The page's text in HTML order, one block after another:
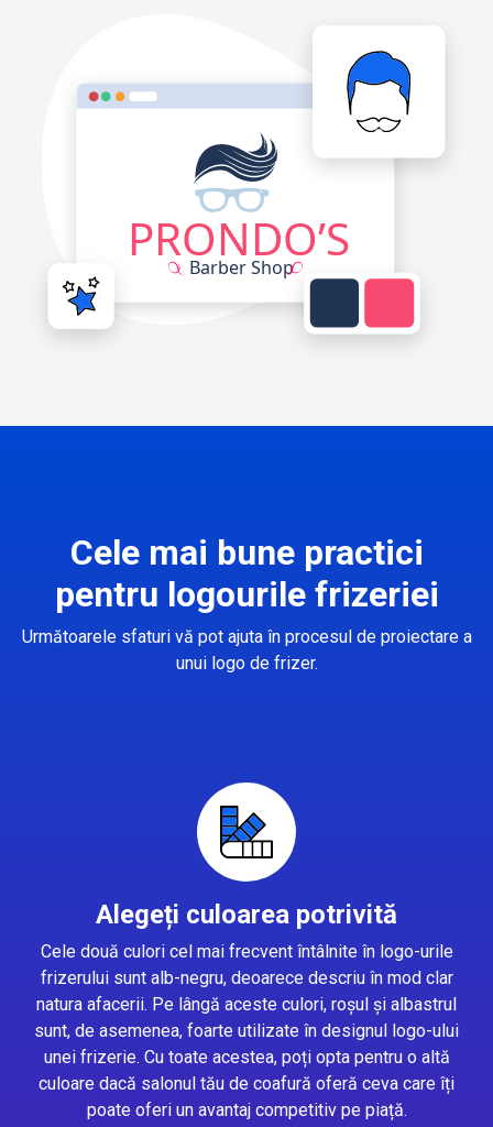
Cele mai bune practici
pentru logourile frizeriei
Următoarele sfaturi vă pot ajuta în procesul de proiectare a
unui logo de frizer.
Alegeți culoarea potrivită
Cele două culori cel mai frecvent întâlnite în logo-urile
frizerului sunt alb-negru, deoarece descriu în mod clar
natura afacerii. Pe lângă aceste culori, roșul și albastrul
sunt, de asemenea, foarte utilizate în designul logo-ului
unei frizerie. Cu toate acestea, poți opta pentru o altă
culoare dacă salonul tău de coafură oferă ceva care îți
poate oferi un avantaj competitiv pe piață.